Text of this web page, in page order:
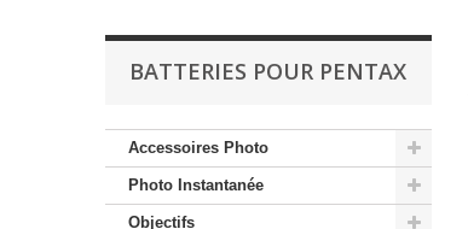
BATTERIES POUR PENTAX
Accessoires Photo
Photo Instantanée
Objectifs